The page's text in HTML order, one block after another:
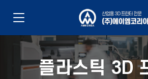
플라스틱 3D